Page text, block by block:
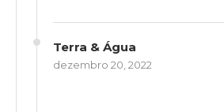
Terra & Água
dezembro 20, 2022